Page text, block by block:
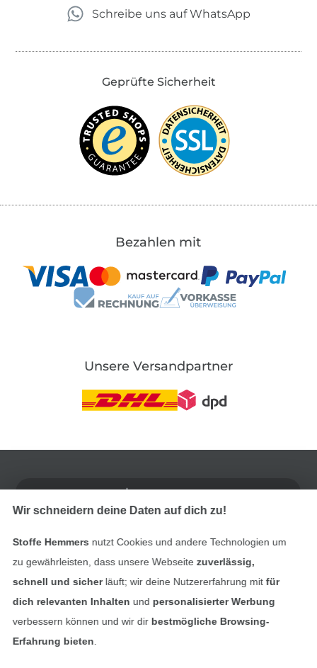
Schreibe uns auf WhatsApp
Geprüfte Sicherheit
Bezahlen mit
Unsere Versandpartner
Impressum
Datenschutz
Widerrufsrecht
Kontakt
Wir schneidern deine Daten auf dich zu!
Stoffe Hemmers nutzt Cookies und andere Technologien um
zu gewährleisten, dass unsere Webseite zuverlässig,
schnell und sicherläuft; wir deine Nutzererfahrung mitfür
dich relevanten Inhalten und personalisierter Werbung
verbessern können und wir dir bestmögliche Browsing-
Erfahrung bieten